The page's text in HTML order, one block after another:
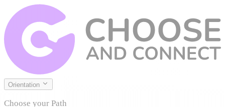
Orientation
Choose your Path